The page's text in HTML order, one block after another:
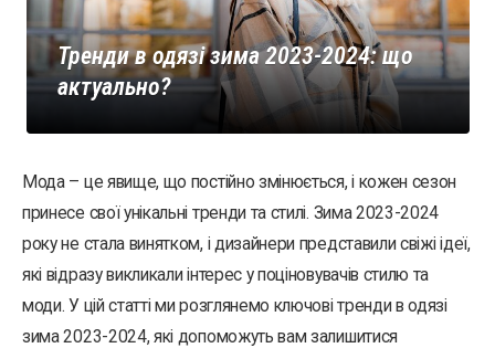
Тренди в одязі зима 2023-2024: що
актуально?
Мода – це явище, що постійно змінюється, і кожен сезон
принесе свої унікальні тренди та стилі. Зима 2023-2024
року не стала винятком, і дизайнери представили свіжі ідеї,
які відразу викликали інтерес у поціновувачів стилю та
моди. У цій статті ми розглянемо ключові тренди в одязі
зима 2023-2024, які допоможуть вам залишитися